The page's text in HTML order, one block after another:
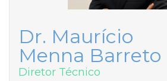
Dr. Maurício
Menna Barreto
Diretor Técnico